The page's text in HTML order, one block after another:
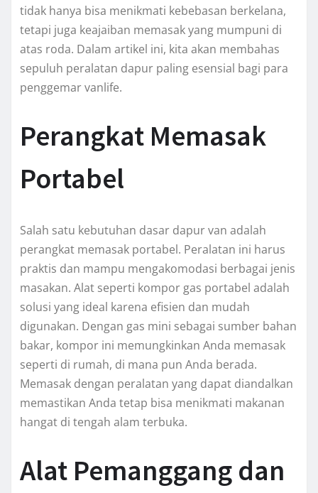
tidak hanya bisa menikmati kebebasan berkelana,
tetapi juga keajaiban memasak yang mumpuni di
atas roda. Dalam artikel ini, kita akan membahas
sepuluh peralatan dapur paling esensial bagi para
penggemar vanlife.
Perangkat Memasak
Portabel
Salah satu kebutuhan dasar dapur van adalah
perangkat memasak portabel. Peralatan ini harus
praktis dan mampu mengakomodasi berbagai jenis
masakan. Alat seperti kompor gas portabel adalah
solusi yang ideal karena efisien dan mudah
digunakan. Dengan gas mini sebagai sumber bahan
bakar, kompor ini memungkinkan Anda memasak
seperti di rumah, di mana pun Anda berada.
Memasak dengan peralatan yang dapat diandalkan
memastikan Anda tetap bisa menikmati makanan
hangat di tengah alam terbuka.
Alat Pemanggang dan